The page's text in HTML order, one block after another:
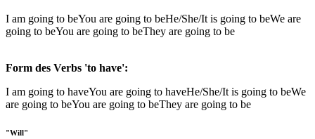
I am going to beYou are going to beHe/She/It is going to beWe are
going to beYou are going to beThey are going to be
Form des Verbs 'to have':
I am going to haveYou are going to haveHe/She/It is going to beWe
are going to beYou are going to beThey are going to be
"Will"